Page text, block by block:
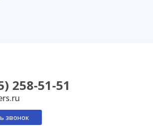
258-51-51
звонок